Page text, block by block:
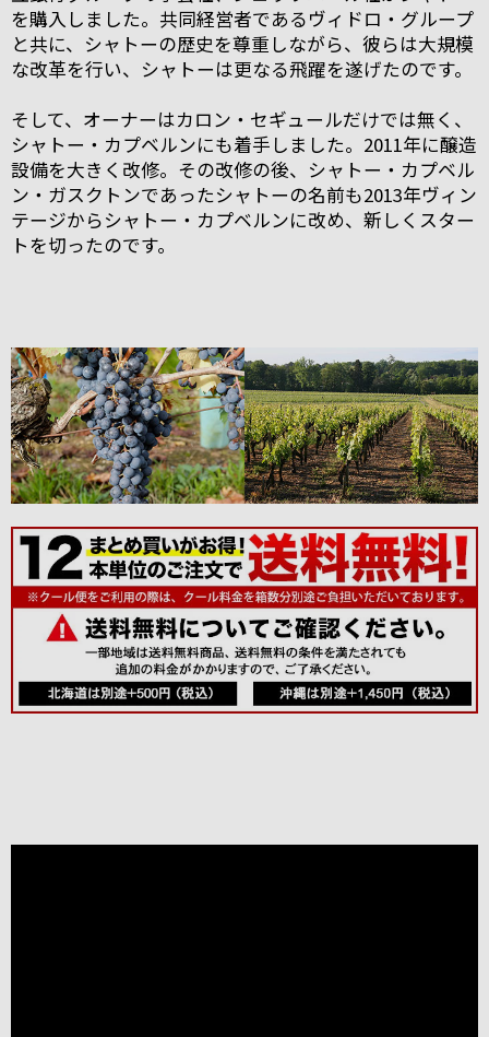
を購入しました。共同経営者であるヴィドロ・グループ
と共に、シャトーの歴史を尊重しながら、彼らは大規模
な改革を行い、シャトーは更なる飛躍を遂げたのです。
そして、オーナーはカロン・セギュールだけでは無く、
シャトー・カプベルンにも着手しました。2011年に醸造
設備を大きく改修。その改修の後、シャトー・カプベル
ン・ガスクトンであったシャトーの名前も2013年ヴィン
テージからシャトー・カプベルンに改め、新しくスター
トを切ったのです。